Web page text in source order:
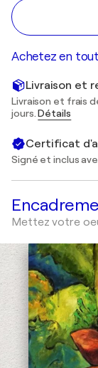
Achetez en
Livraison et
Livraison et frais
jours.Détails
Certificat
Signé et inclus
Mettez votre